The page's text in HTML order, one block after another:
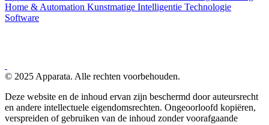
Home & Automation Kunstmatige Intelligentie Technologie
Software
© 2025 Apparata. Alle rechten voorbehouden.
Deze website en de inhoud ervan zijn beschermd door auteursrecht
en andere intellectuele eigendomsrechten. Ongeoorloofd kopiëren,
verspreiden of gebruiken van de inhoud zonder voorafgaande